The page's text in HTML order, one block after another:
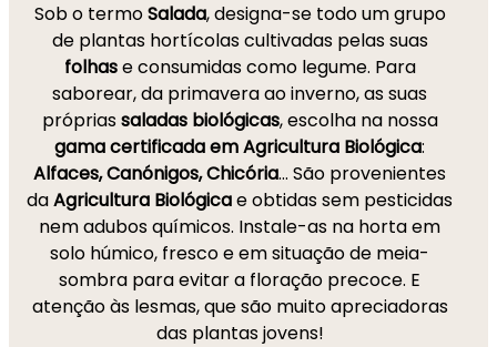
Sob o termoSalada, designa-se todo um grupo
de plantas hortícolas cultivadas pelas suas
folhase consumidas como legume. Para
saborear, da primavera ao inverno, as suas
própriassaladas biológicas, escolha na nossa
gama certificada em Agricultura Biológica:
Alfaces, Canónigos, Chicória… São provenientes
daAgricultura Biológicae obtidas sem pesticidas
nem adubos químicos. Instale-as na horta em
solo húmico, fresco e em situação de meia-
sombra para evitar a floração precoce. E
atenção às lesmas, que são muito apreciadoras
das plantas jovens!